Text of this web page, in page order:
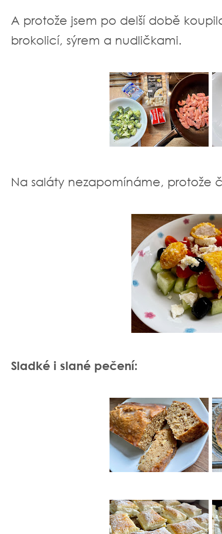
A protože jsem po delší době
brokolicí, sýrem a nudličkami.
Na saláty nezapomínáme, protože
Sladké i slané pečení: